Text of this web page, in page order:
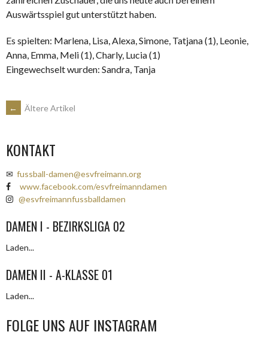
Auswärtsspiel gut unterstützt haben.
Es spielten: Marlena, Lisa, Alexa, Simone, Tatjana (1), Leonie,
Anna, Emma, Meli (1), Charly, Lucia (1)
Eingewechselt wurden: Sandra, Tanja
BEITRAGSNAVIGATION
← Ältere Artikel
KONTAKT
✉ fussball-damen@esvfreimann.org
www.facebook.com/esvfreimanndamen
@esvfreimannfussballdamen
DAMEN I - BEZIRKSLIGA 02
Laden...
DAMEN II - A-KLASSE 01
Laden...
FOLGE UNS AUF INSTAGRAM